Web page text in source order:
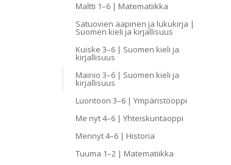
Maltti 1–6 | Matematiikka
Satuovien aapinen ja lukukirja |
Suomen kieli ja kirjallisuus
Kuiske 3–6 | Suomen kieli ja
kirjallisuus
Mainio 3–6 | Suomen kieli ja
kirjallisuus
Luontoon 3–6 | Ympäristöoppi
Me nyt 4–6 | Yhteiskuntaoppi
Mennyt 4–6 | Historia
Tuuma 1–2 | Matematiikka